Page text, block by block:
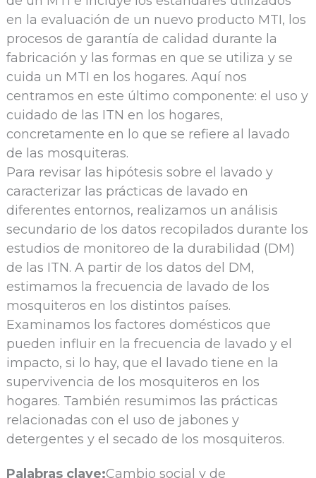
en la evaluación de un nuevo producto MTI, los
procesos de garantía de calidad durante la
fabricación y las formas en que se utiliza y se
cuida un MTI en los hogares. Aquí nos
centramos en este último componente: el uso y
cuidado de las ITN en los hogares,
concretamente en lo que se refiere al lavado
de las mosquiteras.
Para revisar las hipótesis sobre el lavado y
caracterizar las prácticas de lavado en
diferentes entornos, realizamos un análisis
secundario de los datos recopilados durante los
estudios de monitoreo de la durabilidad (DM)
de las ITN. A partir de los datos del DM,
estimamos la frecuencia de lavado de los
mosquiteros en los distintos países.
Examinamos los factores domésticos que
pueden influir en la frecuencia de lavado y el
impacto, si lo hay, que el lavado tiene en la
supervivencia de los mosquiteros en los
hogares. También resumimos las prácticas
relacionadas con el uso de jabones y
detergentes y el secado de los mosquiteros.
Palabras clave:Cambio social y de